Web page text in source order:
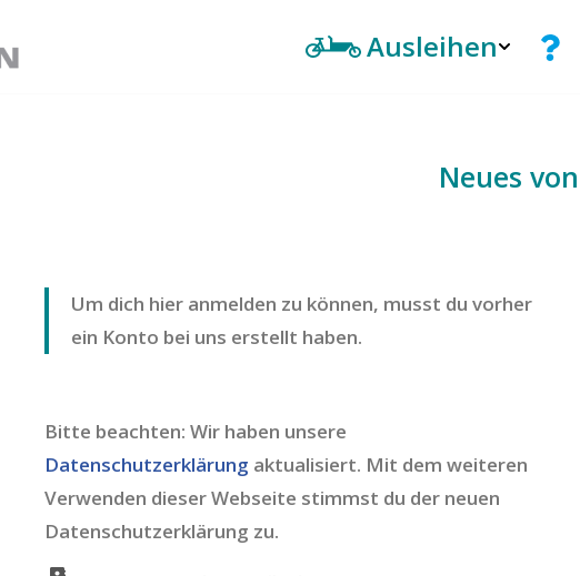
Ausleihen
Um dich hier anmelden zu können, musst du vorher
ein Konto bei uns erstellt haben.
Bitte beachten: Wir haben unsere
Datenschutzerklärung aktualisiert. Mit dem weiteren
Verwenden dieser Webseite stimmst du der neuen
Datenschutzerklärung zu.
Neues